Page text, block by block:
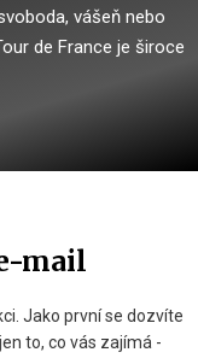
vášeň nebo
de France je široce
mail
Jako první se dozvíte
to, co vás zajímá -